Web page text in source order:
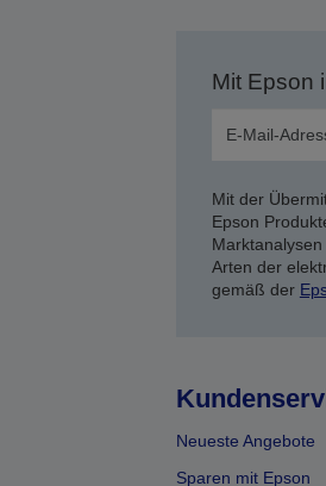
Mit Epson
Mit der
Epson
Arten der
gemäß der
Neueste Angebote
Sparen mit Epson